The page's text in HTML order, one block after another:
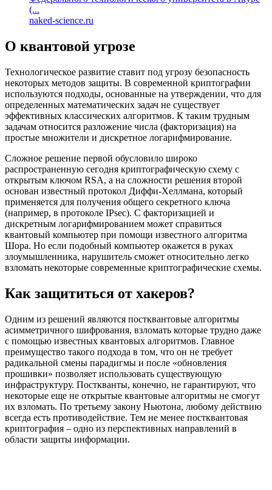
(...
naked-science.ru
О квантовой угрозе
Технологическое развитие ставит под угрозу безопасность
некоторых методов защиты. В современной криптографии
используются подходы, основанные на утверждении, что для
определенных математических задач не существует
эффективных классических алгоритмов. К таким трудным
задачам относится разложение числа (факторизация) на
простые множители и дискретное логарифмирование.
Сложное решение первой обусловило широко
распространенную сегодня криптографическую схему с
открытым ключом RSA, а на сложности решения второй
основан известный протокол Диффи-Хеллмана, который
применяется для получения общего секретного ключа
(например, в протоколе IPsec). С факторизацией и
дискретным логарифмированием может справиться
квантовый компьютер при помощи известного алгоритма
Шора. Но если подобный компьютер окажется в руках
злоумышленника, нарушитель сможет относительно легко
взломать некоторые современные криптографические схемы.
Как защититься от хакеров?
Одним из решений являются постквантовые алгоритмы
асимметричного шифрования, взломать которые трудно даже
с помощью известных квантовых алгоритмов. Главное
преимущество такого подхода в том, что он не требует
радикальной смены парадигмы и после «обновления
прошивки» позволяет использовать существующую
инфраструктуру. Посткванты, конечно, не гарантируют, что
некоторые еще не открытые квантовые алгоритмы не смогут
их взломать. По третьему закону Ньютона, любому действию
всегда есть противодействие. Тем не менее постквантовая
криптография – одно из перспективных направлений в
области защиты информации.